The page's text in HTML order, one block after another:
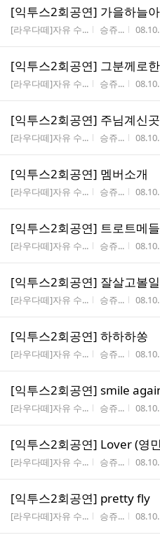
[익투스2회공연] 가을하늘
게시판명
[라우다떼]자유 수... 작성자
승쥬... 작성
[익투스2회공연] 그분께로
게시판명
[라우다떼]자유 수... 작성자
승쥬... 작성
[익투스2회공연] 주님계신
게시판명
[라우다떼]자유 수... 작성자
승쥬... 작성
[익투스2회공연] 멤버소개
게시판명
[라우다떼]자유 수... 작성자
승쥬... 작성
[익투스2회공연] 트로트메
게시판명
[라우다떼]자유 수... 작성자
승쥬... 작성
[익투스2회공연] 잘살고볼
게시판명
[라우다떼]자유 수... 작성자
승쥬... 작성
[익투스2회공연] 하하하쏭
게시판명
[라우다떼]자유 수... 작성자
승쥬... 작성
[익투스2회공연] smile
게시판명
[라우다떼]자유 수... 작성자
승쥬... 작성
[익투스2회공연] Lover (영
게시판명
[라우다떼]자유 수... 작성자
승쥬... 작성
[익투스2회공연] pretty fly
게시판명
[라우다떼]자유 수... 작성자
승쥬... 작성